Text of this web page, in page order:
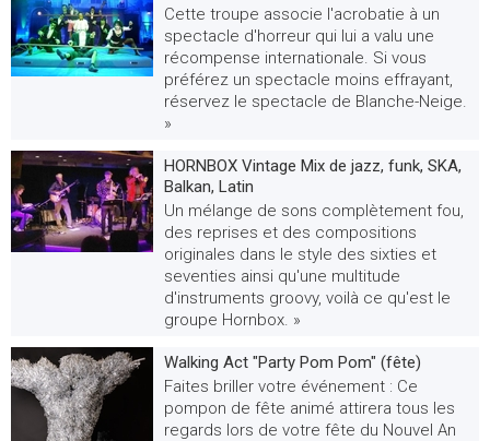
Cette troupe associe l'acrobatie à un
spectacle d'horreur qui lui a valu une
récompense internationale. Si vous
préférez un spectacle moins effrayant,
réservez le spectacle de Blanche-Neige.
»
HORNBOX Vintage Mix de jazz, funk, SKA,
Balkan, Latin
Un mélange de sons complètement fou,
des reprises et des compositions
originales dans le style des sixties et
seventies ainsi qu'une multitude
d'instruments groovy, voilà ce qu'est le
groupe Hornbox. »
Walking Act "Party Pom Pom" (fête)
Faites briller votre événement : Ce
pompon de fête animé attirera tous les
regards lors de votre fête du Nouvel An